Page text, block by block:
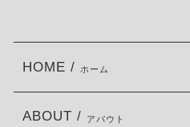
HOME / ホーム
ABOUT / アバウト